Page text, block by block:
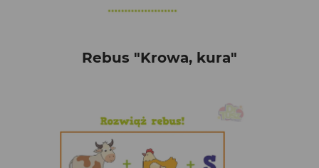
Rebus "Krowa, kura"